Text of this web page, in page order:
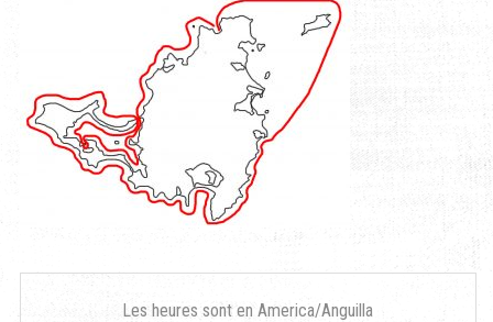
Les heures sont enAmerica/Anguilla